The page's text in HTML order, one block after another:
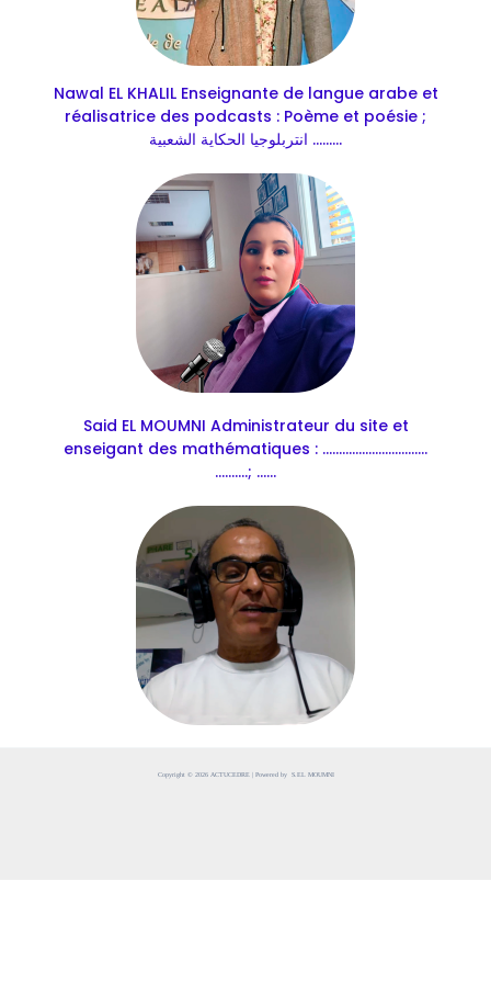
Nawal EL KHALIL Enseignante de langue arabe et
réalisatrice des podcasts : Poème et poésie ;
انتربلوجيا الحكاية الشعبية .........
Said EL MOUMNI Administrateur du site et
enseigant des mathématiques : ................................
..........; ......
Copyright © 2026 ACTUCEDRE | Powered by S.EL MOUMNI